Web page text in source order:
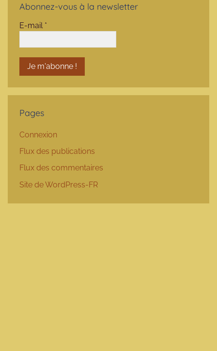
Abonnez-vous à la newsletter
E-mail *
Pages
Connexion
Flux des publications
Flux des commentaires
Site de WordPress-FR